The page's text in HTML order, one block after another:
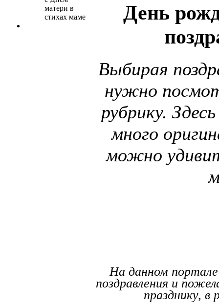
День
Выбирая
нужно
рубрику.
много
можно
На данном
поздравления и
празднику, в